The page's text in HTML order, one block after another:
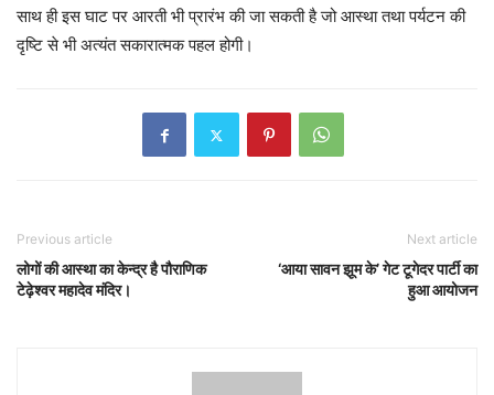
साथ ही इस घाट पर आरती भी प्रारंभ की जा सकती है जो आस्था तथा पर्यटन की
दृष्टि से भी अत्यंत सकारात्मक पहल होगी।
Previous article
लोगों की आस्था का केन्द्र है पौराणिक
टेढ़ेश्वर महादेव मंदिर।
Next article
‘आया सावन झूम के’ गेट टूगेदर पार्टी का
हुआ आयोजन